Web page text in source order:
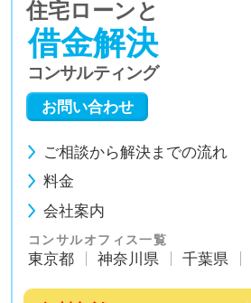
住宅ローンと
借金解決
コンサルティング
お問い合わせ
ご相談から解決までの流れ
料金
会社案内
コンサルオフィス一覧
東京都 神奈川県 千葉県